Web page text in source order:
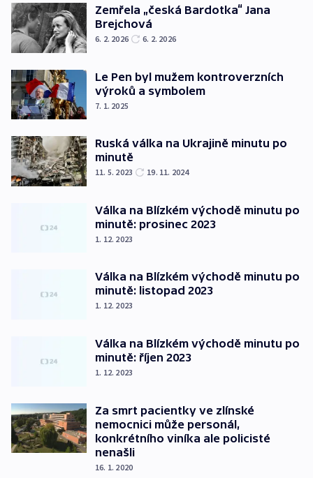
Zemřela „česká Bardotka“ Jana
Brejchová
6. 2. 2026 6. 2. 2026
Le Pen byl mužem kontroverzních
výroků a symbolem
7. 1. 2025
Ruská válka na Ukrajině minutu po
minutě
11. 5. 2023 19. 11. 2024
Válka na Blízkém východě minutu po
minutě: prosinec 2023
1. 12. 2023
Válka na Blízkém východě minutu po
minutě: listopad 2023
1. 12. 2023
Válka na Blízkém východě minutu po
minutě: říjen 2023
1. 12. 2023
Za smrt pacientky ve zlínské
nemocnici může personál,
konkrétního viníka ale policisté
nenašli
16. 1. 2020